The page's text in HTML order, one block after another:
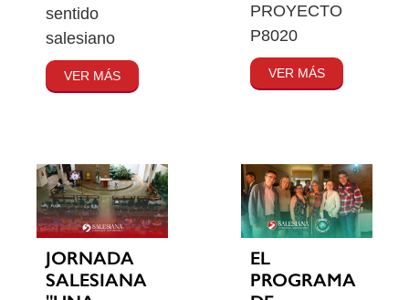
sentido
salesiano
VER MÁS
PROYECTO
P8020
VER MÁS
JORNADA
SALESIANA
EL
PROGRAMA